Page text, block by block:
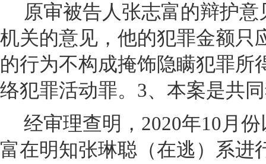
原审被告人张志富的辩护
机关的意见，他的犯罪金额只
的行为不构成掩饰隐瞒犯罪所
络犯罪活动罪。3、本案是共
经审理查明，2020年10月
富在明知张琳聪（在逃）系进